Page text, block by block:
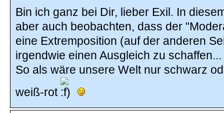
Bin ich ganz bei Dir, lieber Exil. In
aber auch beobachten, dass der
eine Extremposition (auf der anderen
irgendwie einen Ausgleich zu schaffen...
So als wäre unsere Welt nur schwarz
weiß-rot